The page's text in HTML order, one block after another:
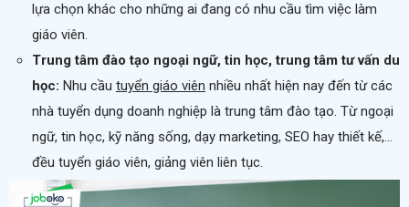
lựa chọn khác cho những ai đang có nhu cầu tìm việc làm
giáo viên.
Trung tâm đào tạo ngoại ngữ, tin học, trung tâm tư vấn du
học: Nhu cầu tuyển giáo viên nhiều nhất hiện nay đến từ các
nhà tuyển dụng doanh nghiệp là trung tâm đào tạo. Từ ngoại
ngữ, tin học, kỹ năng sống, dạy marketing, SEO hay thiết kế,...
đều tuyển giáo viên, giảng viên liên tục.